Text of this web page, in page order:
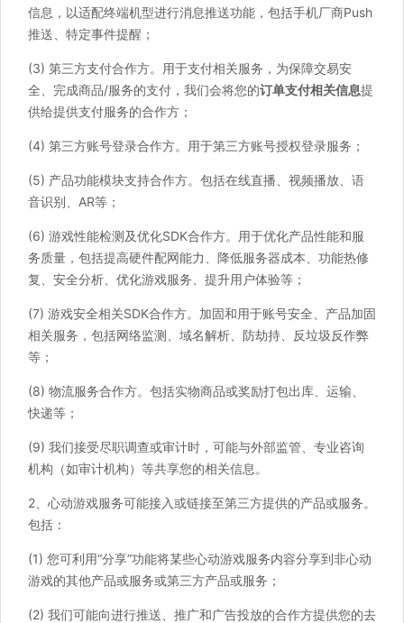
信息，以适配终端机型进行消息推送功能，包括手机厂商Push
推送、特定事件提醒；
(3) 第三方支付合作方。用于支付相关服务，为保障交易安
全、完成商品/服务的支付，我们会将您的订单支付相关信息提
供给提供支付服务的合作方；
(4) 第三方账号登录合作方。用于第三方账号授权登录服务；
(5) 产品功能模块支持合作方。包括在线直播、视频播放、语
音识别、AR等；
(6) 游戏性能检测及优化SDK合作方。用于优化产品性能和服
务质量，包括提高硬件配网能力、降低服务器成本、功能热修
复、安全分析、优化游戏服务、提升用户体验等；
(7) 游戏安全相关SDK合作方。加固和用于账号安全、产品加固
相关服务，包括网络监测、域名解析、防劫持、反垃圾反作弊
等；
(8) 物流服务合作方。包括实物商品或奖励打包出库、运输、
快递等；
(9) 我们接受尽职调查或审计时，可能与外部监管、专业咨询
机构（如审计机构）等共享您的相关信息。
2、心动游戏服务可能接入或链接至第三方提供的产品或服务。
包括：
(1) 您可利用“分享”功能将某些心动游戏服务内容分享到非心动
游戏的其他产品或服务或第三方产品或服务；
(2) 我们可能向进行推送、推广和广告投放的合作方提供您的去